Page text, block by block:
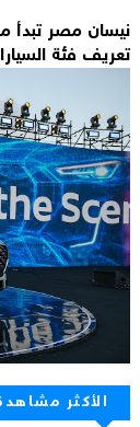
نيسان مصر تبدأ
تعريف فئة
الأكثر